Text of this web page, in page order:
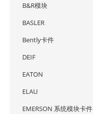
B&R模块
BASLER
Bently卡件
DEIF
EATON
ELAU
EMERSON 系统模块卡件